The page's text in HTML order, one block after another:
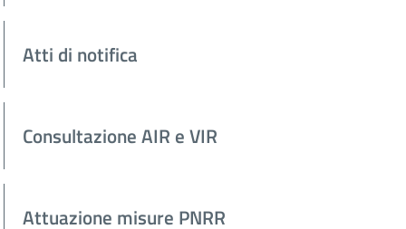
Atti di notifica
Consultazione AIR e VIR
Attuazione misure PNRR